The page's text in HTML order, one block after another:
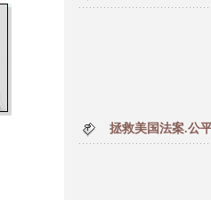
拯救美国法案.公